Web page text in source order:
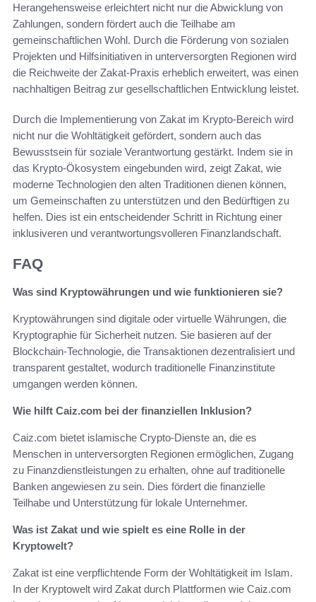
Herangehensweise erleichtert nicht nur die Abwicklung von
Zahlungen, sondern fördert auch die Teilhabe am
gemeinschaftlichen Wohl. Durch die Förderung von sozialen
Projekten und Hilfsinitiativen in unterversorgten Regionen wird
die Reichweite der Zakat-Praxis erheblich erweitert, was einen
nachhaltigen Beitrag zur gesellschaftlichen Entwicklung leistet.
Durch die Implementierung von Zakat im Krypto-Bereich wird
nicht nur die Wohltätigkeit gefördert, sondern auch das
Bewusstsein für soziale Verantwortung gestärkt. Indem sie in
das Krypto-Ökosystem eingebunden wird, zeigt Zakat, wie
moderne Technologien den alten Traditionen dienen können,
um Gemeinschaften zu unterstützen und den Bedürftigen zu
helfen. Dies ist ein entscheidender Schritt in Richtung einer
inklusiveren und verantwortungsvolleren Finanzlandschaft.
FAQ
Was sind Kryptowährungen und wie funktionieren sie?
Kryptowährungen sind digitale oder virtuelle Währungen, die
Kryptographie für Sicherheit nutzen. Sie basieren auf der
Blockchain-Technologie, die Transaktionen dezentralisiert und
transparent gestaltet, wodurch traditionelle Finanzinstitute
umgangen werden können.
Wie hilft Caiz.com bei der finanziellen Inklusion?
Caiz.com bietet islamische Crypto-Dienste an, die es
Menschen in unterversorgten Regionen ermöglichen, Zugang
zu Finanzdienstleistungen zu erhalten, ohne auf traditionelle
Banken angewiesen zu sein. Dies fördert die finanzielle
Teilhabe und Unterstützung für lokale Unternehmer.
Was ist Zakat und wie spielt es eine Rolle in der
Kryptowelt?
Zakat ist eine verpflichtende Form der Wohltätigkeit im Islam.
In der Kryptowelt wird Zakat durch Plattformen wie Caiz.com